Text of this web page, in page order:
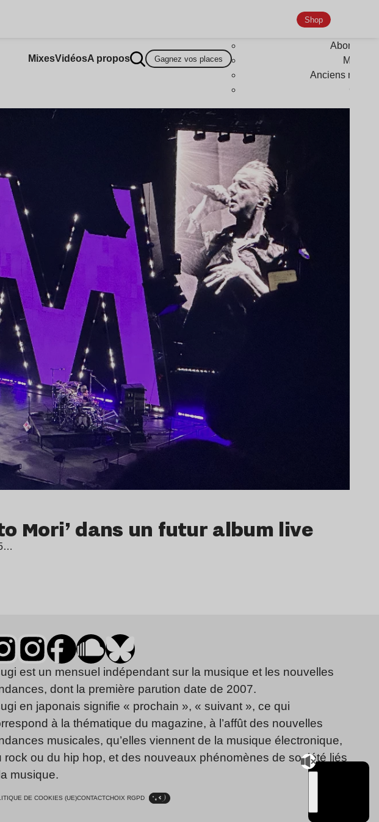
MixesVidéosA propos Gagnez vos places
Shop
Anciens
Mori’ dans un futur album live
est un mensuel indépendant sur la musique et les nouvelles
dont la première parution date de 2007.
en japonais signifie « prochain », « suivant », ce qui
à la thématique du magazine, à l’affût des nouvelles
musicales, qu’elles viennent de la musique électronique,
rock ou du hip hop, et des nouveaux phénomènes de société liés
musique.
DE COOKIES (UE)CONTACTCHOIX RGPD